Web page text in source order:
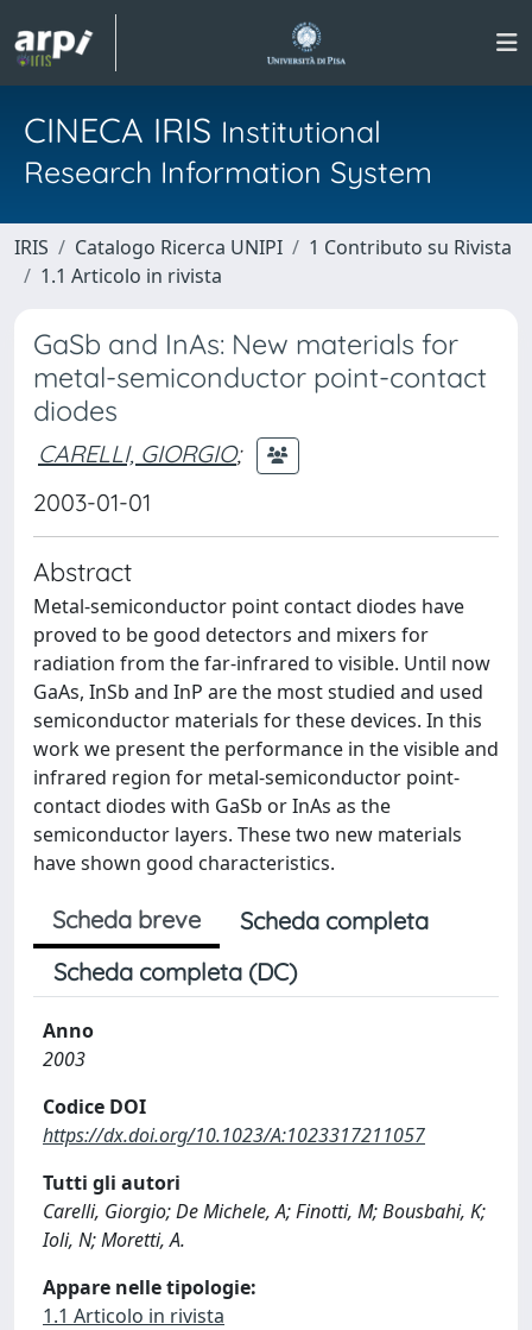
CINECA IRIS Institutional
Research Information System
IRIS Catalogo Ricerca UNIPI
1 Contributo su Rivista
1.1 Articolo in rivista
GaSb and InAs: New materials for
metal-semiconductor point-contact
diodes
CARELLI, GIORGIO;
2003-01-01
Abstract
Metal-semiconductor point contact diodes have
proved to be good detectors and mixers for
radiation from the far-infrared to visible. Until now
GaAs, InSb and InP are the most studied and used
semiconductor materials for these devices. In this
work we present the performance in the visible and
infrared region for metal-semiconductor point-
contact diodes with GaSb or InAs as the
semiconductor layers. These two new materials
have shown good characteristics.
Scheda breve
Scheda completa
Scheda completa (DC)
Anno
2003
Codice DOI
https://dx.doi.org/10.1023/A:1023317211057
Tutti gli autori
Carelli, Giorgio; De Michele, A; Finotti, M; Bousbahi, K;
Ioli, N; Moretti, A.
Appare nelle tipologie:
1.1 Articolo in rivista